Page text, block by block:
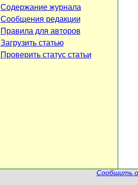
Содержание журнала
Сообщения редакции
Правила для авторов
Загрузить статью
Проверить статус статьи
Сообщить о